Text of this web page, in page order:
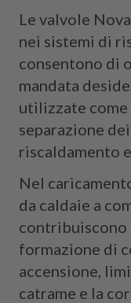
Le valvole
nei sistemi di
consentono di
mandata
utilizzate
separazione
riscaldamento
Nel
da caldaie a
contribuiscono
formazione di
accensione,
catrame e la